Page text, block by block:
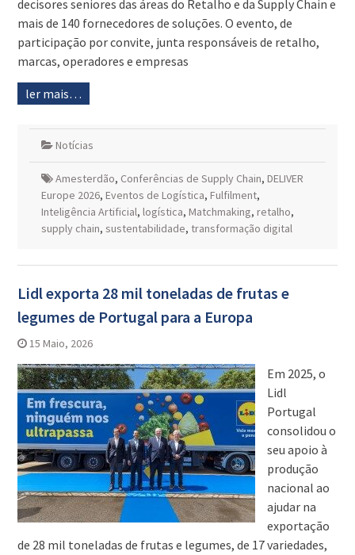
decisores seniores das áreas do Retalho e da Supply Chain e
mais de 140 fornecedores de soluções. O evento, de
participação por convite, junta responsáveis de retalho,
marcas, operadores e empresas
ler mais…
Notícias
Amesterdão, Conferências de Supply Chain, DELIVER
Europe 2026, Eventos de Logística, Fulfilment,
Inteligência Artificial, logística, Matchmaking, retalho,
supply chain, sustentabilidade, transformação digital
Lidl exporta 28 mil toneladas de frutas e
legumes de Portugal para a Europa
15 Maio, 2026
Em 2025, o
Lidl
Portugal
consolidou o
seu apoio à
produção
nacional ao
ajudar na
exportação
de 28 mil toneladas de frutas e legumes, de 17 variedades,